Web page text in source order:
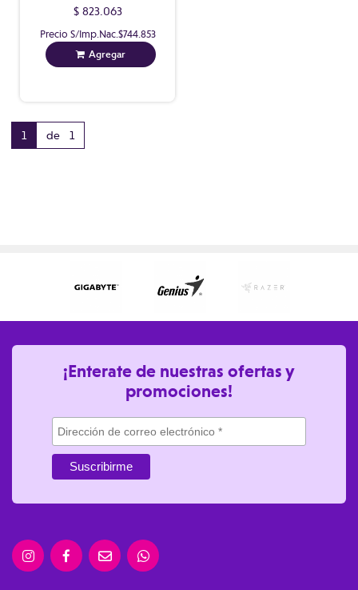
$ 823.063
Precio S/Imp.Nac. $744.853
Agregar
1 de 1
¡Enterate de nuestras ofertas y
promociones!